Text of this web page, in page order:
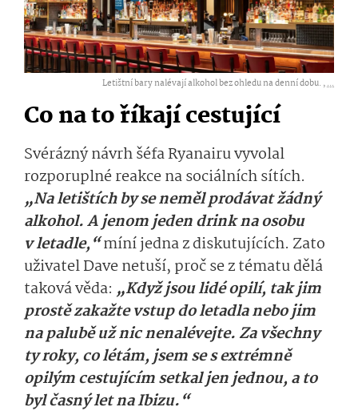
Letištní bary nalévají alkohol bez ohledu na denní dobu. ,...
Co na to říkají cestující
Svérázný návrh šéfa Ryanairu vyvolal
rozporuplné reakce na sociálních sítích.
„Na letištích by se neměl prodávat žádný
alkohol. A jenom jeden drink na osobu
v letadle,“míní jedna z diskutujících. Zato
uživatel Dave netuší, proč se z tématu dělá
taková věda: „Když jsou lidé opilí, tak jim
prostě zakažte vstup do letadla nebo jim
na palubě už nic nenalévejte. Za všechny
ty roky, co létám, jsem se s extrémně
opilým cestujícím setkal jen jednou, a to
byl časný let na Ibizu.“